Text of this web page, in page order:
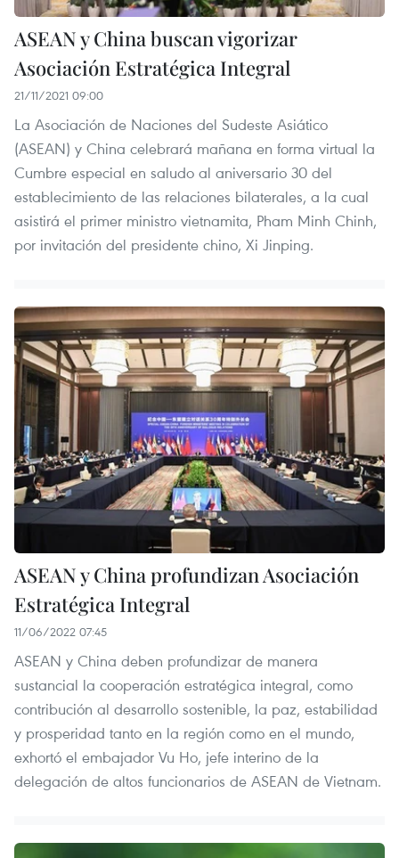
ASEAN y China buscan vigorizar
Asociación Estratégica Integral
21/11/2021 09:00
La Asociación de Naciones del Sudeste Asiático
(ASEAN) y China celebrará mañana en forma virtual la
Cumbre especial en saludo al aniversario 30 del
establecimiento de las relaciones bilaterales, a la cual
asistirá el primer ministro vietnamita, Pham Minh Chinh,
por invitación del presidente chino, Xi Jinping.
ASEAN y China profundizan Asociación
Estratégica Integral
11/06/2022 07:45
ASEAN y China deben profundizar de manera
sustancial la cooperación estratégica integral, como
contribución al desarrollo sostenible, la paz, estabilidad
y prosperidad tanto en la región como en el mundo,
exhortó el embajador Vu Ho, jefe interino de la
delegación de altos funcionarios de ASEAN de Vietnam.